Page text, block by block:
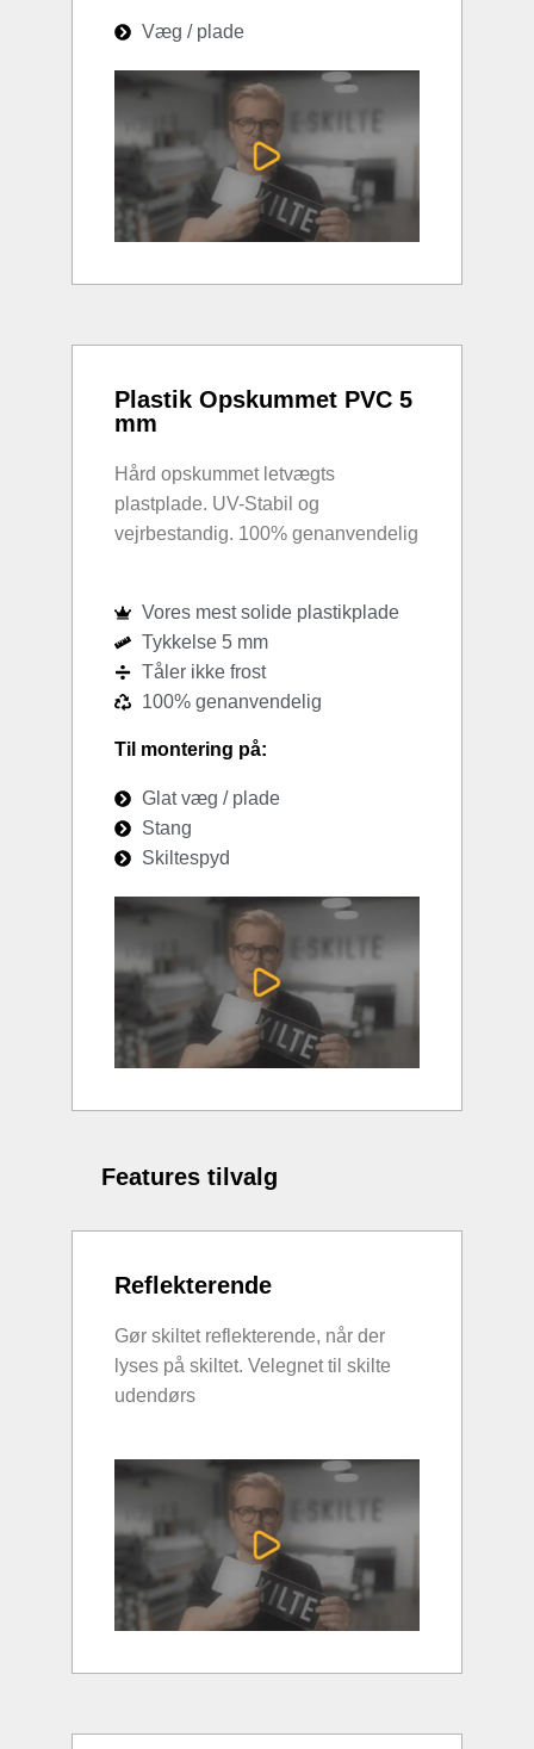
Væg / plade
Plastik Opskummet PVC 5
mm
Hård opskummet letvægts
plastplade. UV-Stabil og
vejrbestandig. 100% genanvendelig
Vores mest solide plastikplade
Tykkelse 5 mm
Tåler ikke frost
100% genanvendelig
Til montering på:
Glat væg / plade
Stang
Skiltespyd
Features tilvalg
Reflekterende
Gør skiltet reflekterende, når der
lyses på skiltet. Velegnet til skilte
udendørs